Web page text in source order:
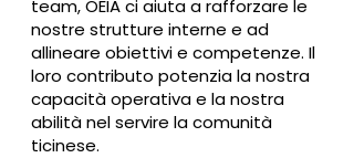
team, OEIA ci aiuta a rafforzare le
nostre strutture interne e ad
allineare obiettivi e competenze. Il
loro contributo potenzia la nostra
capacità operativa e la nostra
abilità nel servire la comunità
ticinese.